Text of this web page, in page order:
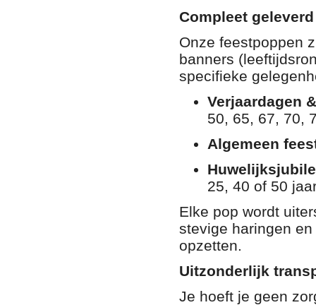
Compleet
Onze feestpoppen
banners
specifieke
Verjaardagen
50, 65, 67, 70,
Algemeen
25, 40 of 50
Elke pop wordt
stevige haringen
opzetten
Uitzonderlijk
Je hoeft je geen